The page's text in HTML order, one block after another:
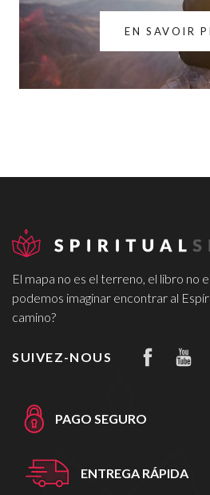
EN SAVOIR
El mapa no es el terreno, el libro no
podemos imaginar encontrar al
camino?
SUIVEZ-NOUS
PAGO SEGURO
ENTREGA RÁPIDA